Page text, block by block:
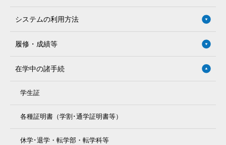
システムの利用方法
履修・成績等
在学中の諸手続
学生証
各種証明書（学割･通学証明書等）
休学･退学・転学部・転学科等